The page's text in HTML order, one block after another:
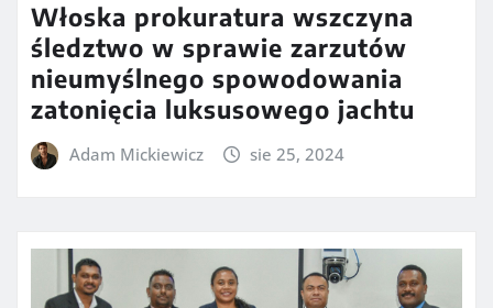
Włoska prokuratura wszczyna
śledztwo w sprawie zarzutów
nieumyślnego spowodowania
zatonięcia luksusowego jachtu
Adam Mickiewicz sie 25, 2024